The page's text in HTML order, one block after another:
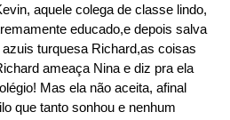
aquele colega de classe lindo,
educado,e depois salva
turquesa Richard,as coisas
ameaça Nina e diz pra ela
Mas ela não aceita, afinal
que tanto sonhou e nenhum